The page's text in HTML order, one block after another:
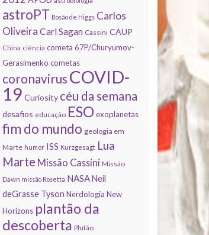
astroPT Bosão de Higgs Carlos
Oliveira Carl Sagan Cassini CAUP
China ciência cometa 67P/Churyumov-
Gerasimenko cometas
coronavirus COVID-
19 Curiosity céu da semana
desafios educação ESO exoplanetas
fim do mundo geologia em
Marte humor ISS Kurzgesagt Lua
Marte Missão Cassini Missão
Dawn missão Rosetta NASA Neil
deGrasse Tyson Nerdologia New
Horizons plantão da
descoberta Plutão